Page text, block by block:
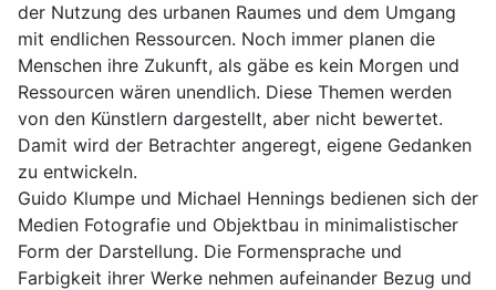
der Nutzung des urbanen Raumes und dem Umgang
mit endlichen Ressourcen. Noch immer planen die
Menschen ihre Zukunft, als gäbe es kein Morgen und
Ressourcen wären unendlich. Diese Themen werden
von den Künstlern dargestellt, aber nicht bewertet.
Damit wird der Betrachter angeregt, eigene Gedanken
zu entwickeln.
Guido Klumpe und Michael Hennings bedienen sich der
Medien Fotografie und Objektbau in minimalistischer
Form der Darstellung. Die Formensprache und
Farbigkeit ihrer Werke nehmen aufeinander Bezug und